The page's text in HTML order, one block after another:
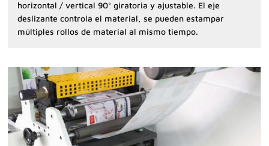
horizontal / vertical 90° giratoria y ajustable. El eje
deslizante controla el material, se pueden estampar
múltiples rollos de material al mismo tiempo.